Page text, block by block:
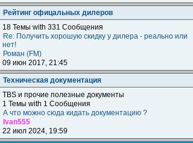
Рейтинг офицальных дилеров
18 Темы with 331 Сообщения
Re: Получить хорошую скидку у дилера - реально или
нет!
Роман (FM)
09 июн 2017, 21:45
Техническая документация
TBS и прочие полезные документы
1 Темы with 1 Сообщения
А что можно сюда кидать документацию ?
Ivan555
22 июл 2024, 19:59